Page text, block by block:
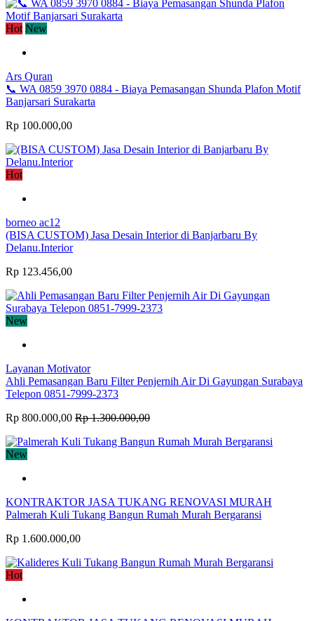
Hot New
Ars Quran
📞 WA 0859 3970 0884 - Biaya Pemasangan Shunda Plafon Motif
Banjarsari Surakarta
Rp 100.000,00
Hot
borneo ac12
(BISA CUSTOM) Jasa Desain Interior di Banjarbaru By
Delanu.Interior
Rp 123.456,00
New
Layanan Motivator
Ahli Pemasangan Baru Filter Penjernih Air Di Gayungan Surabaya
Telepon 0851-7999-2373
Rp 800.000,00 Rp 1.300.000,00
New
KONTRAKTOR JASA TUKANG RENOVASI MURAH
Palmerah Kuli Tukang Bangun Rumah Murah Bergaransi
Rp 1.600.000,00
Hot